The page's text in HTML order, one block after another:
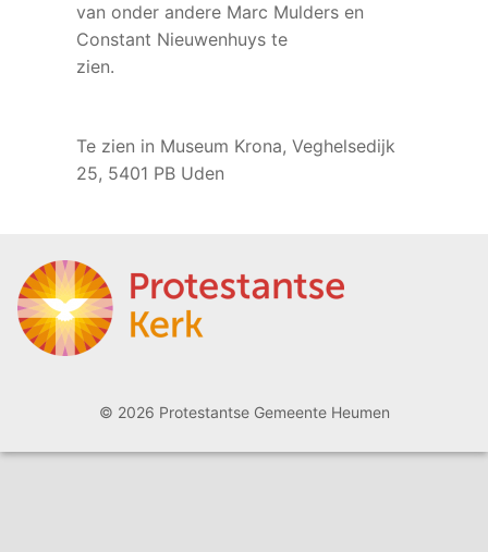
van onder andere Marc Mulders en
Constant Nieuwenhuys te
Te zien in Museum Krona, Veghelsedijk
25, 5401 PB Uden
© 2026 Protestantse Gemeente Heumen